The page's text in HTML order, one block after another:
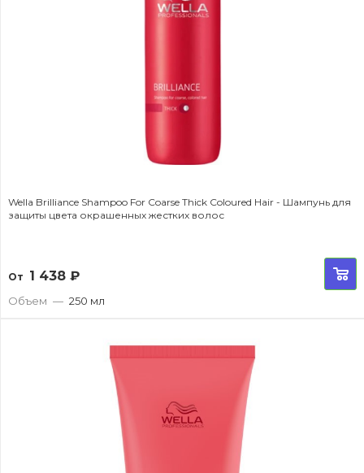
Wella Brilliance Shampoo For Coarse Thick Coloured Hair - Шампунь для
защиты цвета окрашенных жестких волос
От 1 438 ₽
Объем — 250 мл